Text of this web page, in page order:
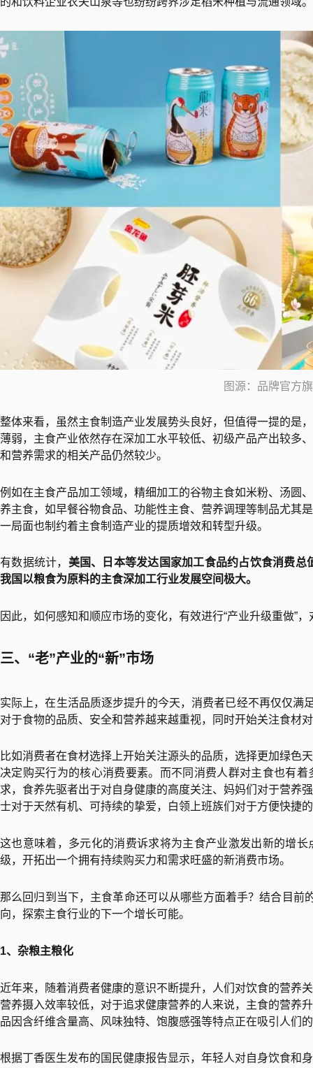
图源：品牌官方
整体来看，虽然主食制造产业发展势头良好，但值得一提的是
薄弱，主食产业依然存在深加工水平较低、初级产品产出较多
和营养需求的相关产品仍然较少。
例如在主食产品加工领域，精细加工的谷物主食如米粉、汤圆
养主食，如早餐谷物食品、功能性主食、营养调理等制品尤其
一局面也制约着主食制造产业的提质增效和转型升级。
有数据统计， 美国、日本等发达国家加工食品约占饮食消费
我国以粮食为原料的主食深加工行业发展空间极大。
因此，如何感知和顺应市场的变化，有效进行“产业升级重做”
三、“老”产业的“新”市场
实际上，在生活品质逐步提升的今天，消费者已经不再仅仅满
对于食物的品质、安全和营养越来越重视，同时开始关注食材
比如消费者在食材选择上开始关注源头的品质，选择更加绿色
决定购买行为的核心消费要素。而不同消费人群对主食也有
求，食养先驱者出于对自身健康的高度关注、妈妈们对于营养
士对于天然有机、可持续的挚爱，白领上班族们对于方便快
这也意味着，多元化的消费诉求将为主食产业激发出新的增
级，开拓出一个拥有持续购买力和需求旺盛的新消费市场。
那么回归到当下，主食革命还可以从哪些方面着手？结合目前
向，探索主食行业的下一个增长可能。
1、杂粮主粮化
近年来，随着消费者健康的意识不断提升，人们对饮食的营养
营养摄入效率较低，对于追求健康营养的人来说，主食的营养
品因含纤维含量高、风味独特、饱腹感强等特点正在吸引人们
根据丁香医生发布的国民健康报告显示，年轻人对自身饮食和